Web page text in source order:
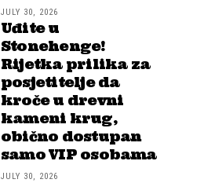
JULY 30, 2026
Uđite u
Stonehenge!
Rijetka prilika za
posjetitelje da
kroče u drevni
kameni krug,
obično dostupan
samo VIP osobama
JULY 30, 2026